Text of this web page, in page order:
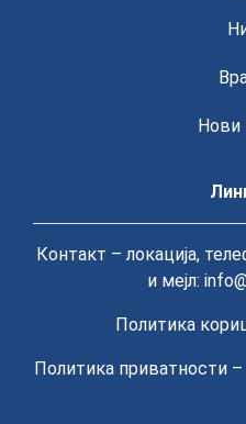
Нови
Контакт – локација,
и мејл:
Политика
Политика приватности